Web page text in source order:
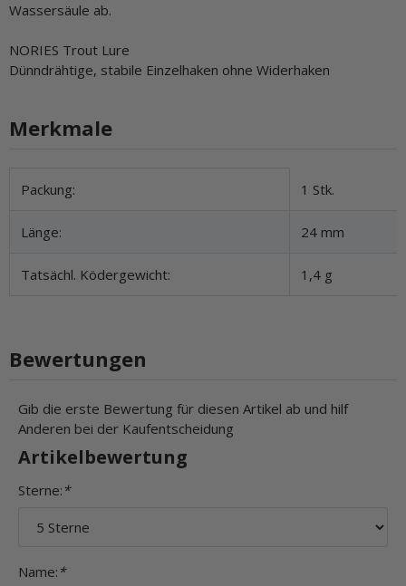
Wassersäule ab.
NORIES Trout Lure
Dünndrähtige, stabile Einzelhaken ohne Widerhaken
Merkmale
Produkteigenschaft
Wert
Packung: 1 Stk.
Länge: 24 mm
Tatsächl. Ködergewicht: 1,4 g
Bewertungen
Gib die erste Bewertung für diesen Artikel ab und hilf
Anderen bei der Kaufentscheidung
Artikelbewertung
Sterne: *
Name: *